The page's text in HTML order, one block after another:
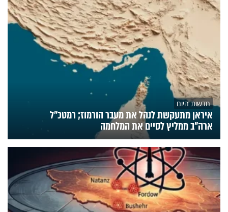
חדשות היום
איראן מתעקשת לנהל את מעבר הורמוז; רמטכ"ל
ארה"ב ממליץ לסיים את המלחמה